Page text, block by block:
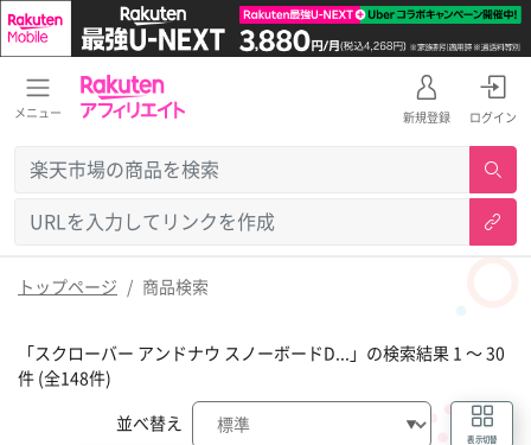
メニュー 新規登録 ログイン
トップページ 商品検索
「スクローバー アンドナウ スノーボードD...」の検索結果 1 〜 30
件 (全148件)
並べ替え
表示切替